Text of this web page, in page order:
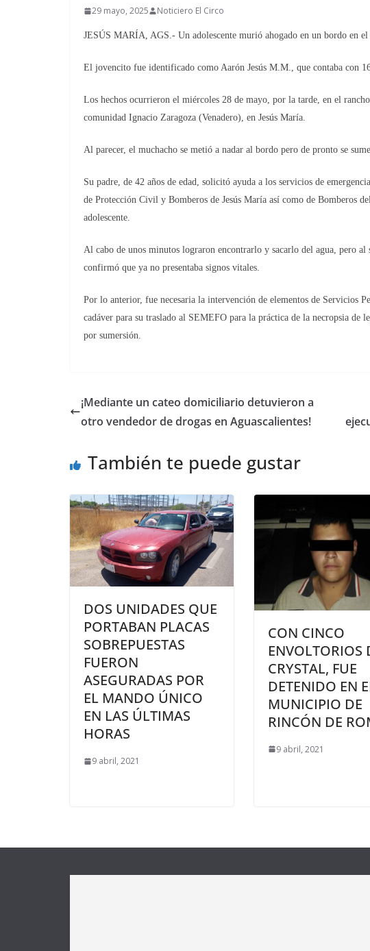
29 mayo, 2025 Noticiero El Circo
JESÚS MARÍA, AGS.- Un adolescente murió ahogado en un bordo en
El jovencito fue identificado como Aarón Jesús M.M., que contaba con
Los hechos ocurrieron el miércoles 28 de mayo, por la tarde, en el
comunidad Ignacio Zaragoza (Venadero), en Jesús María.
Al parecer, el muchacho se metió a nadar al bordo pero de pronto se
Su padre, de 42 años de edad, solicitó ayuda a los servicios de
de Protección Civil y Bomberos de Jesús María así como de Bomberos
adolescente.
Al cabo de unos minutos lograron encontrarlo y sacarlo del agua, pero al
confirmó que ya no presentaba signos vitales.
Por lo anterior, fue necesaria la intervención de elementos de Servicios
cadáver para su traslado al SEMEFO para la práctica de la necropsia de
por sumersión.
¡Mediante un cateo domiciliario detuvieron a
otro vendedor de drogas en Aguascalientes!
También te puede gustar
DOS UNIDADES QUE
PORTABAN PLACAS
SOBREPUESTAS
FUERON
ASEGURADAS POR
EL MANDO ÚNICO
EN LAS ÚLTIMAS
HORAS
9 abril, 2021
CON CINCO
ENVOLTORIOS
CRYSTAL, FUE
DETENIDO EN
MUNICIPIO DE
RINCÓN DE
9 abril, 2021